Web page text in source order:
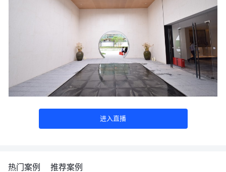
进入直播
热门案例 推荐案例